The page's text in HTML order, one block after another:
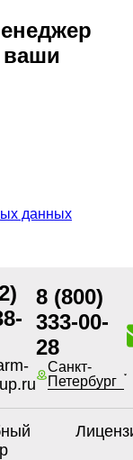
ваши
данных
8 (800)
333-00-
28
Санкт-
Петербург